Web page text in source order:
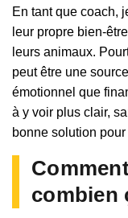
En tant que coach,
leur propre bien-
leurs animaux.
peut être une
émotionnel que
à y voir plus clair,
bonne solution pour
combien